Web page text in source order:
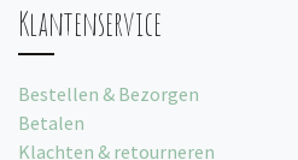
Klantenservice
Bestellen & Bezorgen
Betalen
Klachten & retourneren